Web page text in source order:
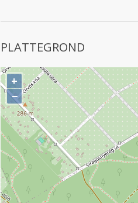
PLATTEGROND
+
−